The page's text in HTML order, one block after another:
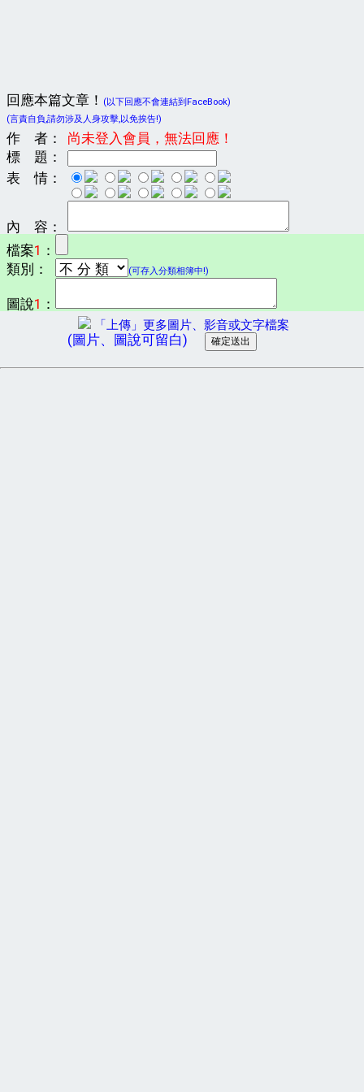
回應本篇文章！
(以下回應不會連結到FaceBook)
(言責自負,請勿涉及人身攻擊,以免挨告!)
作 者：
尚未登入會員，無法回應！
標 題：
表 情：
內 容：
檔案1 ：
類別：
(可存入分類相簿中!)
圖說1 ：
「上傳」更多圖片、影音或文字檔案
(圖片、圖說可留白)